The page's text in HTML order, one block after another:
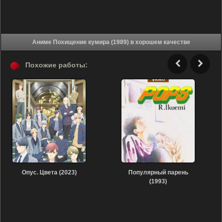
Аниме Похищение кумира (1989) в хорошем качестве
Похожие работы:
Опус. Цвета (2023)
Популярный парень
(1993)